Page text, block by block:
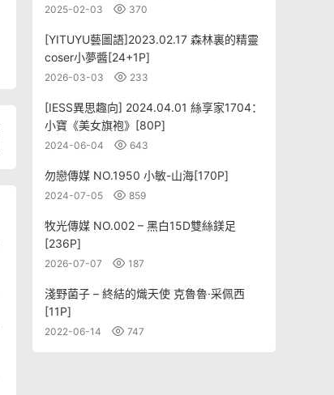
2025-02-03 370
[YITUYU藝圖語]2023.02.17 森林裏的精靈
coser小夢醬[24+1P]
2026-03-03 233
[IESS異思趣向] 2024.04.01 絲享家1704：
小寶《美女旗袍》[80P]
2024-06-04 643
勿戀傳媒 NO.1950 小敏-山海[170P]
2024-07-05 859
牧光傳媒 NO.002 – 黑白15D雙絲鎂足
[236P]
2026-07-07 187
淺野菌子 – 終結的熾天使 克魯魯·采佩西
[11P]
2022-06-14 747